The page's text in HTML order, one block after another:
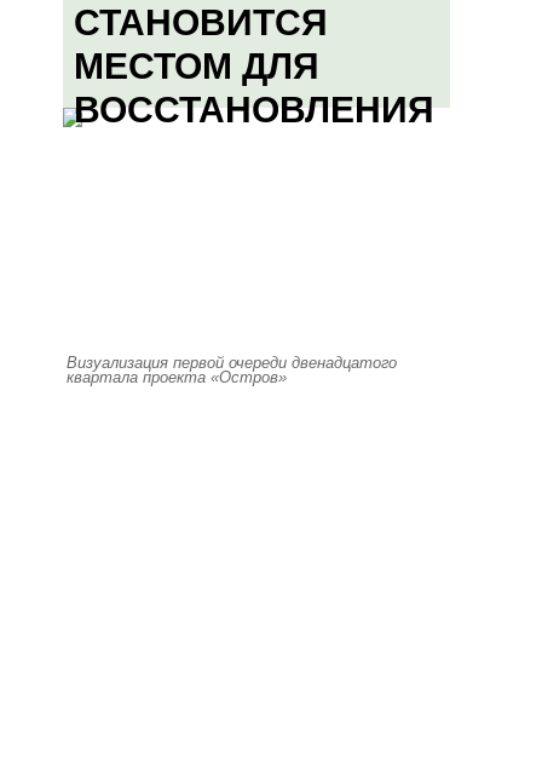
СТАНОВИТСЯ
МЕСТОМ ДЛЯ
ВОССТАНОВЛЕНИЯ
Визуализация первой очереди двенадцатого
квартала проекта «Остров»